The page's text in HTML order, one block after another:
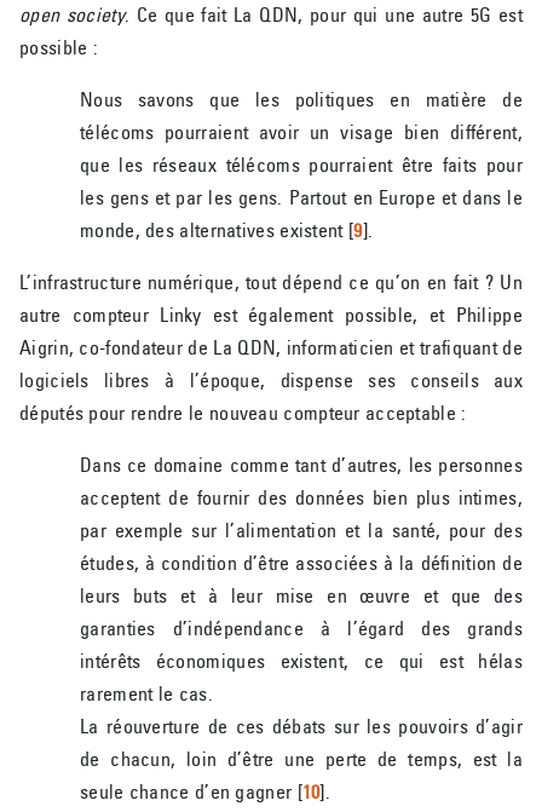
open society. Ce que fait La QDN, pour qui une autre 5G est
possible :
Nous savons que les politiques en matière de
télécoms pourraient avoir un visage bien différent,
que les réseaux télécoms pourraient être faits pour
les gens et par les gens. Partout en Europe et dans le
monde, des alternatives existent[9].
L’infrastructure numérique, tout dépend ce qu’on en fait ? Un
autre compteur Linky est également possible, et Philippe
Aigrin, co-fondateur de La QDN, informaticien et trafiquant de
logiciels libres à l’époque, dispense ses conseils aux
députés pour rendre le nouveau compteur acceptable :
Dans ce domaine comme tant d’autres, les personnes
acceptent de fournir des données bien plus intimes,
par exemple sur l’alimentation et la santé, pour des
études, à condition d’être associées à la définition de
leurs buts et à leur mise en œuvre et que des
garanties d’indépendance à l’égard des grands
intérêts économiques existent, ce qui est hélas
rarement le cas.
La réouverture de ces débats sur les pouvoirs d’agir
de chacun, loin d’être une perte de temps, est la
seule chance d’en gagner [10]